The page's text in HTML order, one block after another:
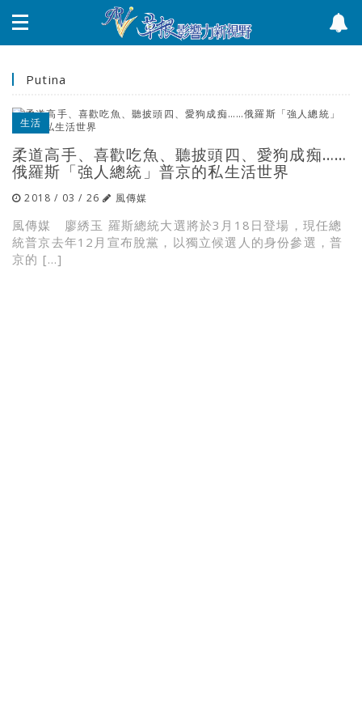
Putina
生活
柔道高手、喜歡吃魚、聽披頭四、愛狗成痴……
俄羅斯「強人總統」普京的私生活世界
2018 / 03 / 26 風傳媒
風傳媒 廖綉玉 羅斯總統大選將於3月18日登場，現任總
統普京去年12月宣布脫黨，以獨立候選人的身份參選，普
京的 […]